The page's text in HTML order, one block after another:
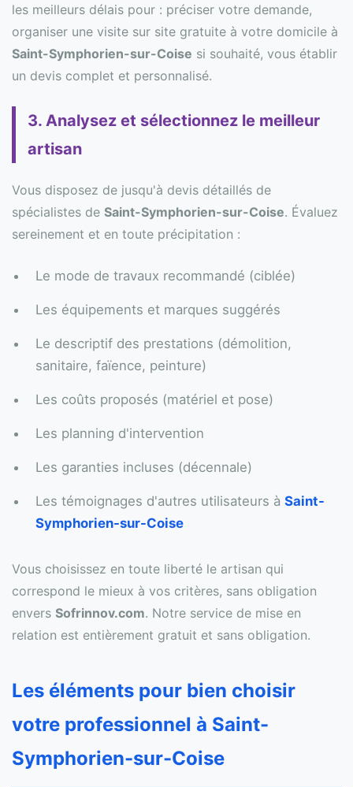
les meilleurs délais pour : préciser votre demande,
organiser une visite sur site gratuite à votre domicile à
Saint-Symphorien-sur-Coise si souhaité, vous établir
un devis complet et personnalisé.
3. Analysez et sélectionnez le meilleur
artisan
Vous disposez de jusqu'à devis détaillés de
spécialistes de Saint-Symphorien-sur-Coise. Évaluez
sereinement et en toute précipitation :
Le mode de travaux recommandé (ciblée)
Les équipements et marques suggérés
Le descriptif des prestations (démolition,
sanitaire, faïence, peinture)
Les coûts proposés (matériel et pose)
Les planning d'intervention
Les garanties incluses (décennale)
Les témoignages d'autres utilisateurs à Saint-
Symphorien-sur-Coise
Vous choisissez en toute liberté le artisan qui
correspond le mieux à vos critères, sans obligation
envers Sofrinnov.com. Notre service de mise en
relation est entièrement gratuit et sans obligation.
Les éléments pour bien choisir
votre professionnel à Saint-
Symphorien-sur-Coise